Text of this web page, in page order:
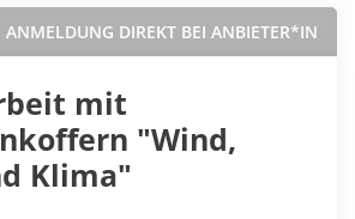
ANMELDUNG DIREKT BEI ANBIETER*IN
mit
"Wind,
Klima"